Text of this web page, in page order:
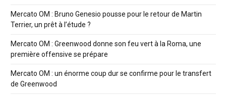
Mercato OM : Bruno Genesio pousse pour le retour de Martin
Terrier, un prêt à l’étude ?
Mercato OM : Greenwood donne son feu vert à la Roma, une
première offensive se prépare
Mercato OM : un énorme coup dur se confirme pour le transfert
de Greenwood